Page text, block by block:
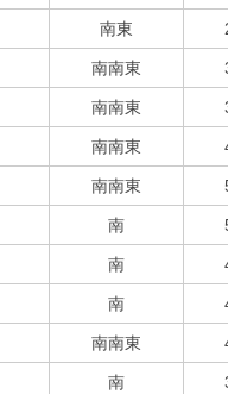
南東
南南東
南南東
南南東
南南東
南
南
南
南南東
南